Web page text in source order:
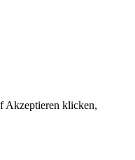
Akzeptieren klicken,